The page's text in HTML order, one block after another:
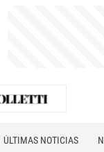
ÚLTIMAS NOTICIAS